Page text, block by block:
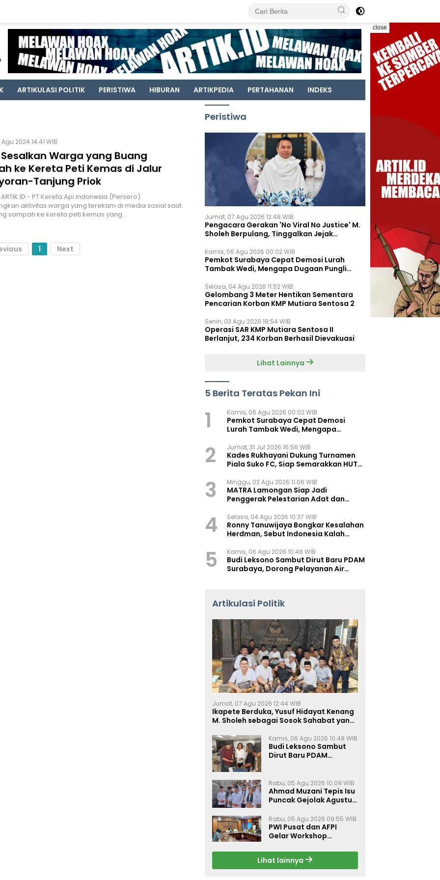
close
ARTIKULASI POLITIK PERISTIWA HIBURAN ARTIKPEDIA PERTAHANAN INDEKS
2024 14:41 WIB
Sesalkan Warga yang Buang
ke Kereta Peti Kemas di Jalur
Tanjung Priok
ARTIK.ID - PT Kereta Api Indonesia (Persero)
aktivitas warga yang terekam di media sosial saat
sampah ke kereta peti kemas yang…
1 Next
Peristiwa
Jumat, 07 Agu 2026 12:48 WIB
Pengacara Gerakan 'No Viral No Justice' M.
Sholeh Berpulang, Tinggalkan Jejak
Kamis, 06 Agu 2026 00:02 WIB
Pemkot Surabaya Cepat Demosi Lurah
Tambak Wedi, Mengapa Dugaan Pungli
Selasa, 04 Agu 2026 11:52 WIB
Gelombang 3 Meter Hentikan Sementara
Pencarian Korban KMP Mutiara Sentosa 2
Senin, 03 Agu 2026 18:54 WIB
Operasi SAR KMP Mutiara Sentosa II
Berlanjut, 234 Korban Berhasil Dievakuasi
Lihat Lainnya
5 Berita Teratas Pekan Ini
1 Kamis, 06 Agu 2026 00:02 WIB
Pemkot Surabaya Cepat Demosi
Lurah Tambak Wedi, Mengapa
2 Jumat, 31 Jul 2026 16:56 WIB
Kades Rukhayani Dukung Turnamen
Piala Suko FC, Siap Semarakkan HUT
3 Minggu, 02 Agu 2026 11:06 WIB
MATRA Lamongan Siap Jadi
Penggerak Pelestarian Adat dan
4 Selasa, 04 Agu 2026 10:37 WIB
Ronny Tanuwijaya Bongkar Kesalahan
Herdman, Sebut Indonesia Kalah
5 Kamis, 06 Agu 2026 10:48 WIB
Budi Leksono Sambut Dirut Baru PDAM
Surabaya, Dorong Pelayanan Air
Artikulasi Politik
Jumat, 07 Agu 2026 12:44 WIB
Ikapete Berduka, Yusuf Hidayat Kenang
M. Sholeh sebagai Sosok Sahabat yang
Kamis, 06 Agu 2026 10:48 WIB
Budi Leksono Sambut
Dirut Baru PDAM
Makin Prima
Rabu, 05 Agu 2026 10:09 WIB
Ahmad Muzani Tepis Isu
Puncak Gejolak Agustus
Perkuat Persatuan
Rabu, 05 Agu 2026 09:55 WIB
PWI Pusat dan AFPI
Gelar Workshop
Inklusi Keuangan, dan
Perlindungan Publik
Lihat lainnya